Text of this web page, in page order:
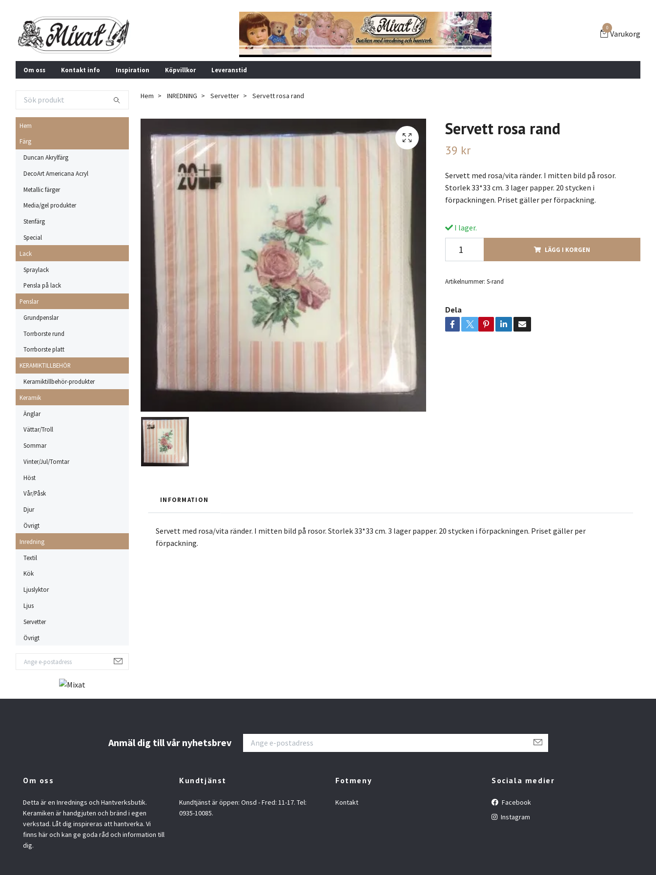
0
Varukorg
Om oss Kontakt info Inspiration Köpvillkor Leveranstid
Hem
Färg
Duncan Akrylfärg
DecoArt Americana Acryl
Metallic färger
Media/gel produkter
Stenfärg
Special
Lack
Spraylack
Pensla på lack
Penslar
Grundpenslar
Torrborste rund
Torrborste platt
KERAMIKTILLBEHÖR
Keramiktillbehör-produkter
Keramik
Änglar
Vättar/Troll
Sommar
Vinter/Jul/Tomtar
Höst
Vår/Påsk
Djur
Övrigt
Inredning
Textil
Kök
Ljuslyktor
Ljus
Servetter
Övrigt
Hem INREDNING Servetter Servett rosa rand
Servett rosa rand
39 kr
Servett med rosa/vita ränder. I mitten bild på rosor.
Storlek 33*33 cm. 3 lager papper. 20 stycken i
förpackningen. Priset gäller per förpackning.
I lager.
LÄGG I KORGEN
Artikelnummer: S-rand
Dela
INFORMATION
Servett med rosa/vita ränder. I mitten bild på rosor. Storlek 33*33 cm. 3 lager papper. 20 stycken i förpackningen. Priset gäller per
förpackning.
Anmäl dig till vår nyhetsbrev
Om oss
Detta är en Inrednings och Hantverksbutik.
Keramiken är handgjuten och bränd i egen
verkstad. Låt dig inspireras att hantverka. Vi
finns här och kan ge goda råd och information till
dig.
Kundtjänst
Kundtjänst är öppen: Onsd - Fred: 11-17. Tel:
0935-10085.
Fotmeny
Kontakt
Sociala medier
Facebook
Instagram